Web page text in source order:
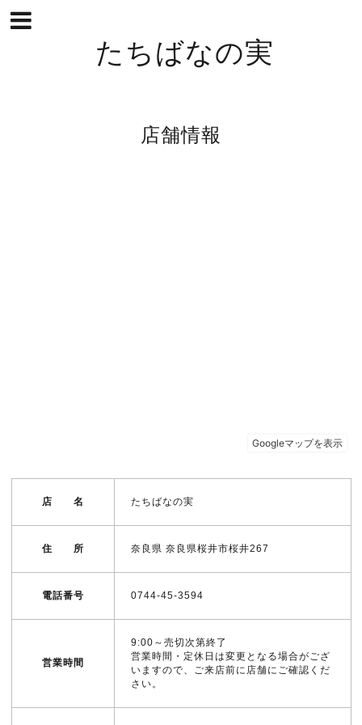
たちばなの実
店舗情報
店 名 たちばなの実
住 所 奈良県 奈良県桜井市桜井267
電話番号 0744-45-3594
営業時間
9:00～売切次第終了
営業時間・定休日は変更となる場合がござ
いますので、ご来店前に店舗にご確認くだ
さい。